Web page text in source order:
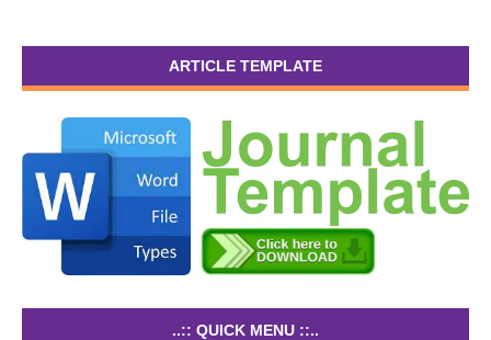
ARTICLE TEMPLATE
..:: QUICK MENU ::..